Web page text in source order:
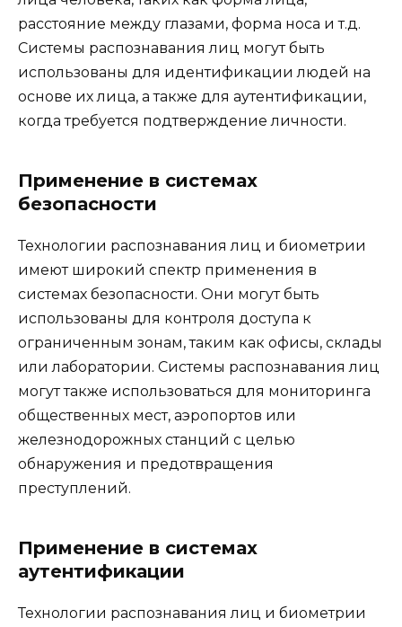
расстояние между глазами, форма носа и т.д.
Системы распознавания лиц могут быть
использованы для идентификации людей на
основе их лица, а также для аутентификации,
когда требуется подтверждение личности.
Применение в системах
безопасности
Технологии распознавания лиц и биометрии
имеют широкий спектр применения в
системах безопасности. Они могут быть
использованы для контроля доступа к
ограниченным зонам, таким как офисы, склады
или лаборатории. Системы распознавания лиц
могут также использоваться для мониторинга
общественных мест, аэропортов или
железнодорожных станций с целью
обнаружения и предотвращения
преступлений.
Применение в системах
аутентификации
Технологии распознавания лиц и биометрии